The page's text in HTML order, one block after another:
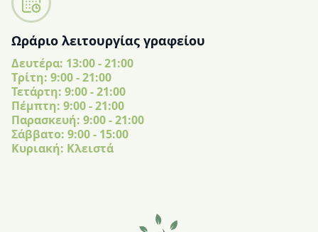
Ωράριο λειτουργίας γραφείου
Δευτέρα: 13:00 - 21:00
Tρίτη: 9:00 - 21:00
Τετάρτη: 9:00 - 21:00
Πέμπτη: 9:00 - 21:00
Παρασκευή: 9:00 - 21:00
Σάββατο: 9:00 - 15:00
Κυριακή: Κλειστά